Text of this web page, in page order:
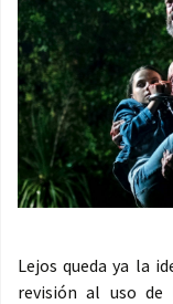
Lejos queda ya la
revisión al uso de